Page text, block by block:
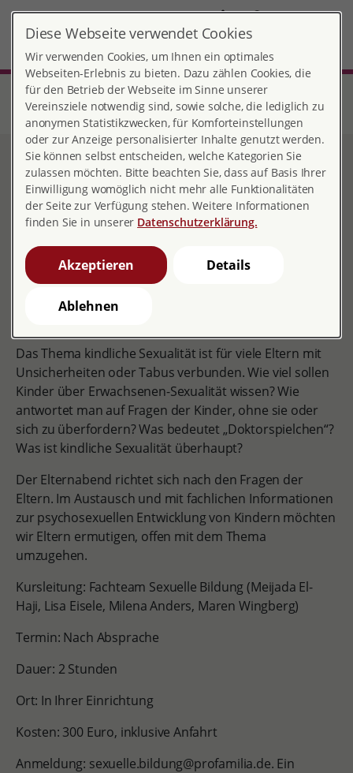
DE
Start Baden-Württemberg
Beratungsstelle Mannheim
Unsere Angebote
Kurse & Fortbildungen
Elternabend - (K)ein Tabu! Kindliche Sexualität verstehen und begleiten
Elternabend - (K)ein Tabu!
Kindliche Sexualität
verstehen und begleiten
Zielgruppe: Eltern
Inhalt:
Das Thema kindliche Sexualität ist für viele Eltern mit
Unsicherheiten oder Tabus verbunden. Wie viel sollen
Kinder über Erwachsenen-Sexualität wissen? Wie
antwortet man auf Fragen der Kinder, ohne sie oder
sich zu überfordern? Was bedeutet „Doktorspielchen“?
Was ist kindliche Sexualität überhaupt?
Der Elternabend richtet sich nach den Fragen der
Eltern. Im Austausch und mit fachlichen Informationen
zur psychosexuellen Entwicklung von Kindern möchten
wir Eltern ermutigen, offen mit dem Thema
umzugehen.
Kursleitung: Fachteam Sexuelle Bildung (Meijada El-
Haji, Lisa Eisele, Milena Anders, Maren Wingberg)
Termin: Nach Absprache
Dauer: 2 Stunden
Ort: In Ihrer Einrichtung
Kosten: 300 Euro, inklusive Anfahrt
Anmeldung: sexuelle.bildung@profamilia.de. Ein
Diese Webseite verwendet Cookies
Wir verwenden Cookies, um Ihnen ein optimales
Webseiten-Erlebnis zu bieten. Dazu zählen Cookies, die
für den Betrieb der Webseite im Sinne unserer
Vereinsziele notwendig sind, sowie solche, die lediglich zu
anonymen Statistikzwecken, für Komforteinstellungen
oder zur Anzeige personalisierter Inhalte genutzt werden.
Sie können selbst entscheiden, welche Kategorien Sie
zulassen möchten. Bitte beachten Sie, dass auf Basis Ihrer
Einwilligung womöglich nicht mehr alle Funktionalitäten
der Seite zur Verfügung stehen. Weitere Informationen
finden Sie in unserer Datenschutzerklärung.
Akzeptieren Details
Ablehnen